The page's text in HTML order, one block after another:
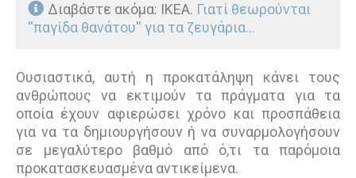
Διαβάστε ακόμα: ΙΚΕΑ. Γιατί θεωρούνται
''παγίδα θανάτου'' για τα ζευγάρια...
Ουσιαστικά, αυτή η προκατάληψη κάνει τους
ανθρώπους να εκτιμούν τα πράγματα για τα
οποία έχουν αφιερώσει χρόνο και προσπάθεια
για να τα δημιουργήσουν ή να συναρμολογήσουν
σε μεγαλύτερο βαθμό από ό,τι τα παρόμοια
προκατασκευασμένα αντικείμενα.